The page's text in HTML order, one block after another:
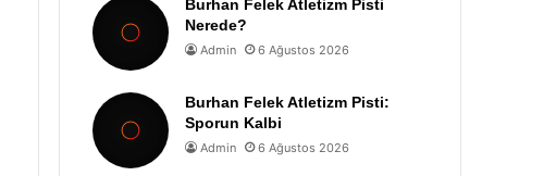
Burhan Felek Atletizm Pisti
Nerede?
Admin 6 Ağustos 2026
Burhan Felek Atletizm Pisti:
Sporun Kalbi
Admin 6 Ağustos 2026